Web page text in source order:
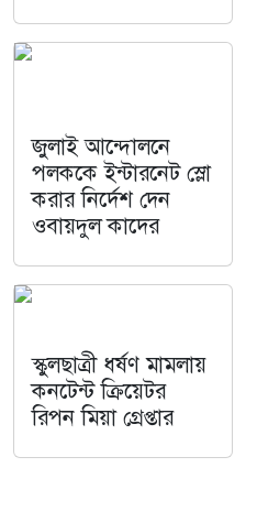
জুলাই আন্দোলনে
পলককে ইন্টারনেট স্লো
করার নির্দেশ দেন
ওবায়দুল কাদের
স্কুলছাত্রী ধর্ষণ মামলায়
কনটেন্ট ক্রিয়েটর
রিপন মিয়া গ্রেপ্তার